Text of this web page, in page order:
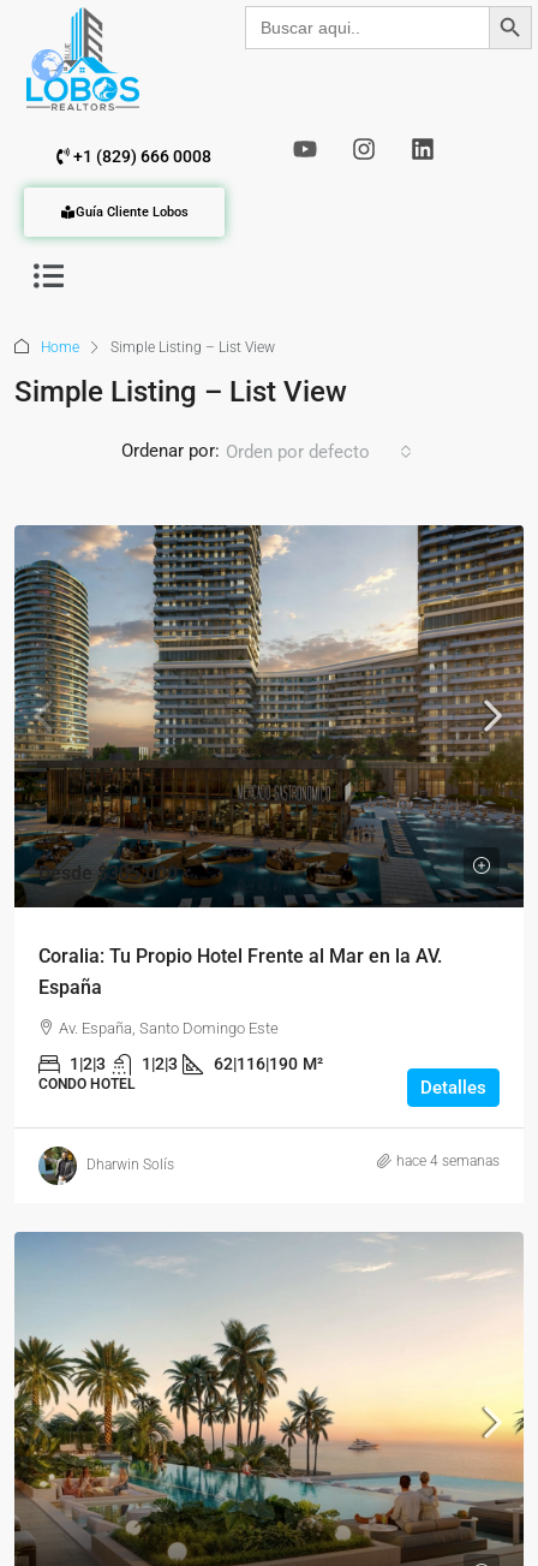
Buscar: Botón de
+1 (829) 666 0008
Guía Cliente Lobos
Home Simple Listing – List View
Simple Listing – List View
Ordenar por: Orden por defecto
Desde $305,000
Coralia: Tu Propio Hotel Frente al Mar en la AV.
España
Av. España, Santo Domingo Este
1|2|3 1|2|3 62|116|190 M²
CONDO HOTEL Detalles
Dharwin Solís hace 4 semanas